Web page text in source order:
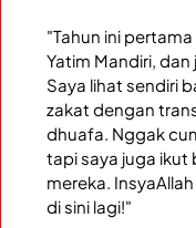
"Tahun ini
Yatim Mandiri,
Saya lihat sendiri
zakat dengan
dhuafa. Nggak
tapi saya juga
mereka.
di sini lagi!"